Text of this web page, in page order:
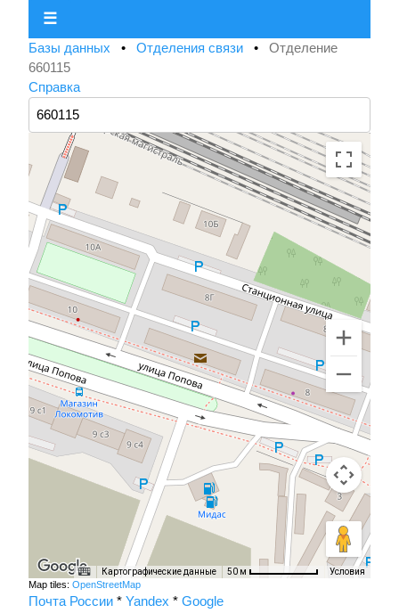
☰
Базы данных • Отделения связи • Отделение
660115
Справка
Картографические данные 50 м Условия
Map tiles: OpenStreetMap
Почта России * Yandex * Google